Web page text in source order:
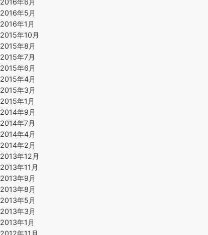
2016年6月
2016年5月
2016年1月
2015年10月
2015年8月
2015年7月
2015年6月
2015年4月
2015年3月
2015年1月
2014年9月
2014年7月
2014年4月
2014年2月
2013年12月
2013年11月
2013年9月
2013年8月
2013年5月
2013年3月
2013年1月
2012年11月